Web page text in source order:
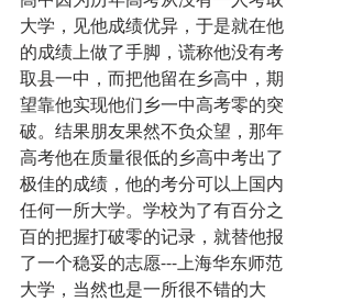
大学，见他成绩优异，于是就在他
的成绩上做了手脚，谎称他没有考
取县一中，而把他留在乡高中，期
望靠他实现他们乡一中高考零的突
破。结果朋友果然不负众望，那年
高考他在质量很低的乡高中考出了
极佳的成绩，他的考分可以上国内
任何一所大学。学校为了有百分之
百的把握打破零的记录，就替他报
了一个稳妥的志愿---上海华东师范
大学，当然也是一所很不错的大